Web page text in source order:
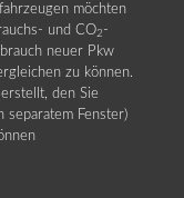
möchten
und CO2 -
neuer Pkw
zu können.
den Sie
separatem Fenster)